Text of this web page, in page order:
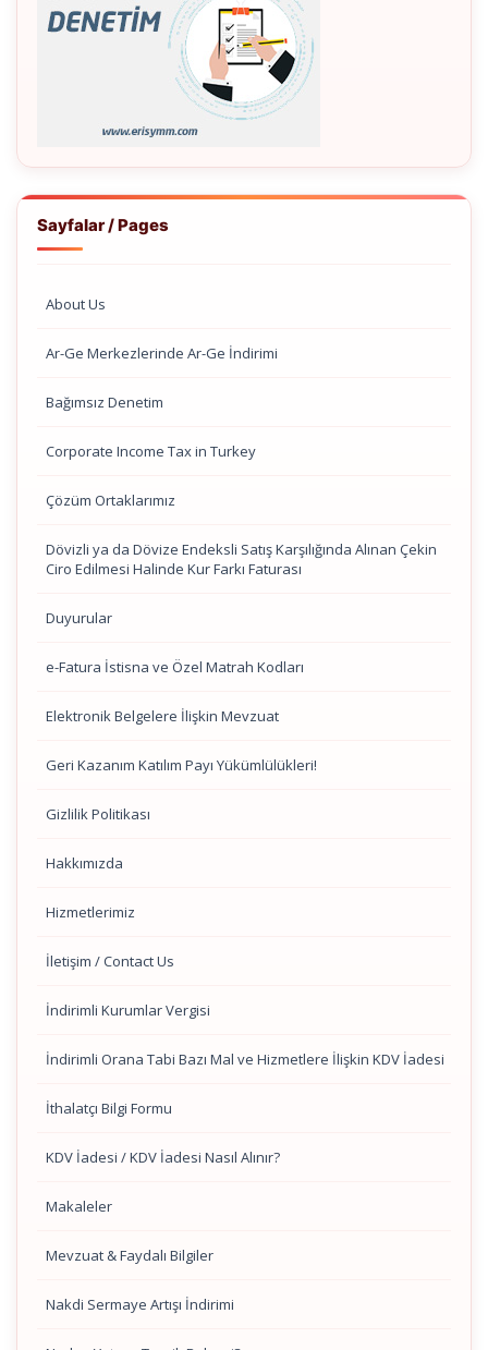
Sayfalar / Pages
About Us
Ar-Ge Merkezlerinde Ar-Ge İndirimi
Bağımsız Denetim
Corporate Income Tax in Turkey
Çözüm Ortaklarımız
Dövizli ya da Dövize Endeksli Satış Karşılığında Alınan Çekin
Ciro Edilmesi Halinde Kur Farkı Faturası
Duyurular
e-Fatura İstisna ve Özel Matrah Kodları
Elektronik Belgelere İlişkin Mevzuat
Geri Kazanım Katılım Payı Yükümlülükleri!
Gizlilik Politikası
Hakkımızda
Hizmetlerimiz
İletişim / Contact Us
İndirimli Kurumlar Vergisi
İndirimli Orana Tabi Bazı Mal ve Hizmetlere İlişkin KDV İadesi
İthalatçı Bilgi Formu
KDV İadesi / KDV İadesi Nasıl Alınır?
Makaleler
Mevzuat & Faydalı Bilgiler
Nakdi Sermaye Artışı İndirimi